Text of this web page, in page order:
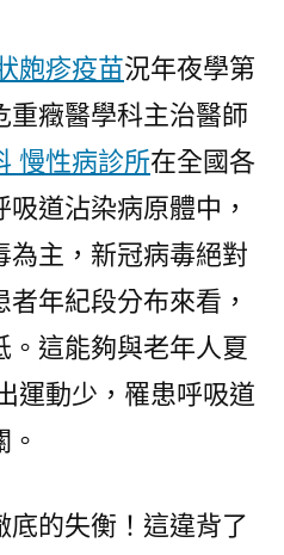
皰疹疫苗況年夜學第
重癥醫學科主治醫師
慢性病診所在全國各
吸道沾染病原體中，
為主，新冠病毒絕對
年紀段分布來看，
。這能夠與老年人夏
運動少，罹患呼吸道
底的失衡！這違背了